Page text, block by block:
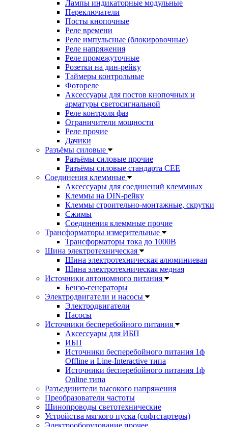
Лампы индикаторные модульные
Переключатели
Посты кнопочные
Реле времени
Реле импульсные (блокировочные)
Реле напряжения
Реле промежуточные
Розетки на дин-рейку
Таймеры контрольные
Фотореле
Аксессуары для постов кнопочных и
арматуры светосигнальной
Реле контроля фаз
Ограничители мощности
Реле прочие
Дачики
Разъёмы силовые
Разъёмы силовые прочие
Разъёмы силовые стандарта CEE
Соединения клеммные
Аксессуары для соединений клеммных
Клеммы на DIN-рейку
Клеммы строительно-монтажные, скрутки
Сжимы
Соединения клеммные прочие
Трансформаторы измерительные
Трансформаторы тока до 1000В
Шина электротехническая
Шина электротехническая алюминиевая
Шина электротехническая медная
Источники автономного питания
Бензо-генераторы
Электродвигатели и насосы
Электродвигатели
Насосы
Источники бесперебойного питания
Аксессуары для ИБП
ИБП
Источники бесперебойного питания 1ф
Offline и Line-Interactive типа
Источники бесперебойного питания 1ф
Online типа
Разъединители высокого напряжения
Преобразователи частоты
Шинопроводы светотехнические
Устройства мягкого пуска (софтстартеры)
Электрооборудование прочее